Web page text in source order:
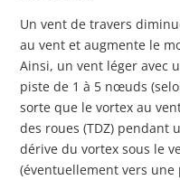
Un vent de travers
au vent et augmente le
Ainsi, un vent léger avec
piste de 1 à 5 nœuds
sorte que le vortex au
des roues (TDZ) pendant
dérive du vortex sous le
(éventuellement vers une